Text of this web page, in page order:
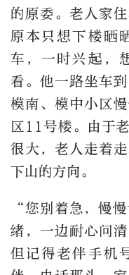
的原委。老人家
原本只想下楼晒
车，一时兴起，
看。他一路坐车
模南、模中小区
区11号楼。由于
很大，老人走着
下山的方向。
“您别着急，慢
绪，一边耐心问
但记得老伴手机